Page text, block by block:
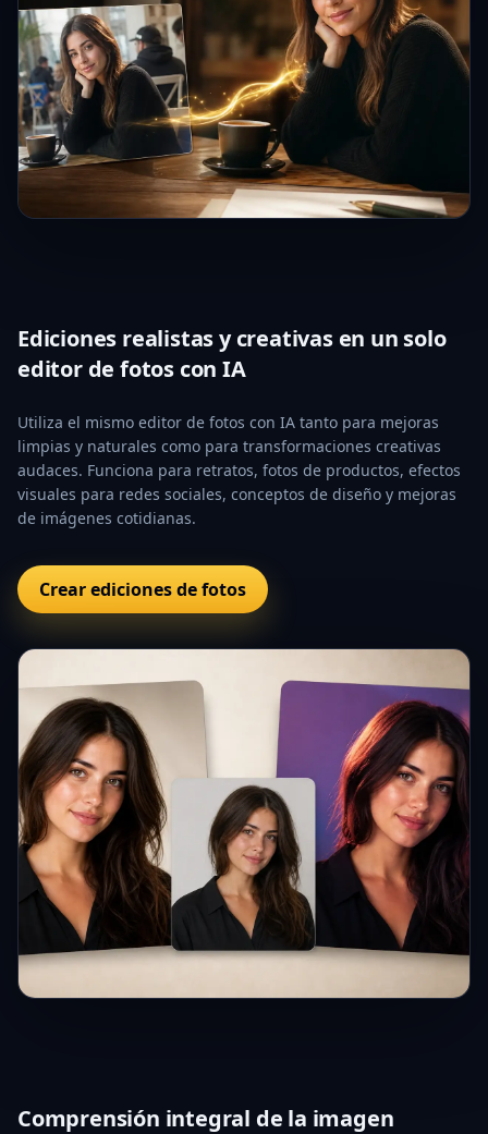
Ediciones realistas y creativas en un solo
editor de fotos con IA
Utiliza el mismo editor de fotos con IA tanto para mejoras
limpias y naturales como para transformaciones creativas
audaces. Funciona para retratos, fotos de productos, efectos
visuales para redes sociales, conceptos de diseño y mejoras
de imágenes cotidianas.
Crear ediciones de fotos
Comprensión integral de la imagen